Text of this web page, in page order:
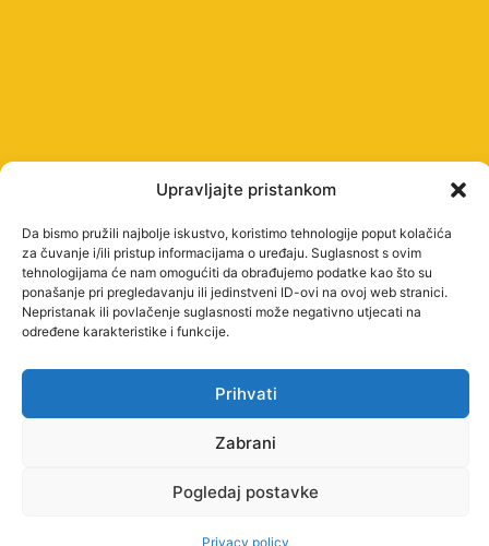
Upravljajte pristankom
Da bismo pružili najbolje iskustvo, koristimo tehnologije poput kolačića
za čuvanje i/ili pristup informacijama o uređaju. Suglasnost s ovim
tehnologijama će nam omogućiti da obrađujemo podatke kao što su
ponašanje pri pregledavanju ili jedinstveni ID-ovi na ovoj web stranici.
Nepristanak ili povlačenje suglasnosti može negativno utjecati na
određene karakteristike i funkcije.
Prihvati
Zabrani
Pogledaj postavke
Privacy policy